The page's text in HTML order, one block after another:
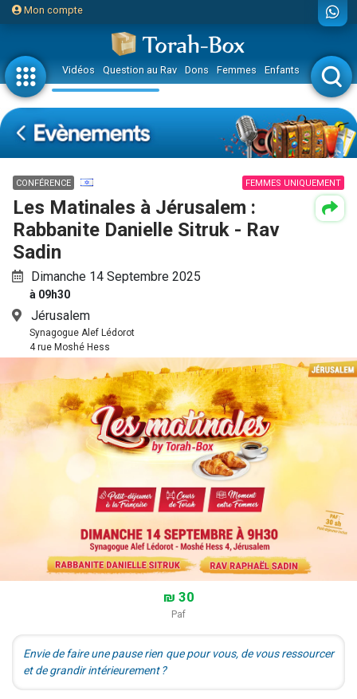
Mon compte
Vidéos Question au Rav Dons Femmes Enfants Etude sur
CONFÉRENCE FEMMES UNIQUEMENT
Les Matinales à Jérusalem :
Rabbanite Danielle Sitruk - Rav
Sadin
Dimanche 14 Septembre 2025
à 09h30
Jérusalem
Synagogue Alef Lédorot
4 rue Moshé Hess
₪ 30
Paf
Envie de faire une pause rien que pour vous, de vous ressourcer
et de grandir intérieurement ?